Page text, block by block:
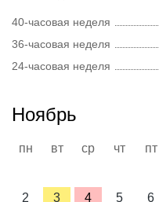
40-часовая неделя
36-часовая неделя
24-часовая неделя
Ноябрь
пн вт ср чт пт
2
3 4 5 6